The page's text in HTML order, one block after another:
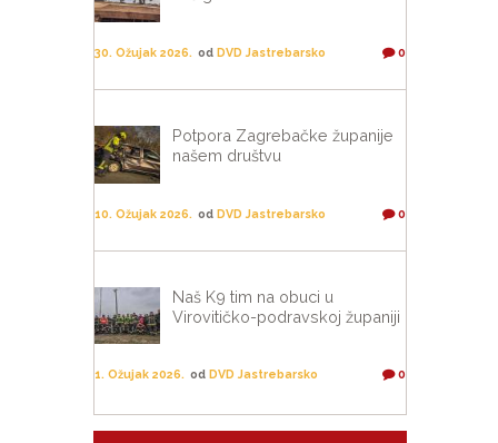
30. Ožujak 2026. odDVD Jastrebarsko 0
Potpora Zagrebačke županije
našem društvu
10. Ožujak 2026. odDVD Jastrebarsko 0
Naš K9 tim na obuci u
Virovitičko-podravskoj županiji
1. Ožujak 2026. od DVD Jastrebarsko 0